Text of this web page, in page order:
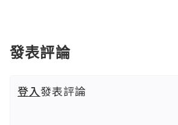
發表評論
登入發表評論